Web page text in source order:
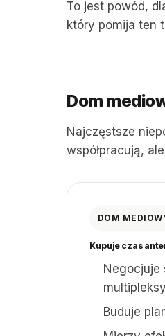
To jest powód,
który pomija ten
Dom
Najczęstsze
współpracują,
DOM
Kupuje czas
Negocjuje
Buduje